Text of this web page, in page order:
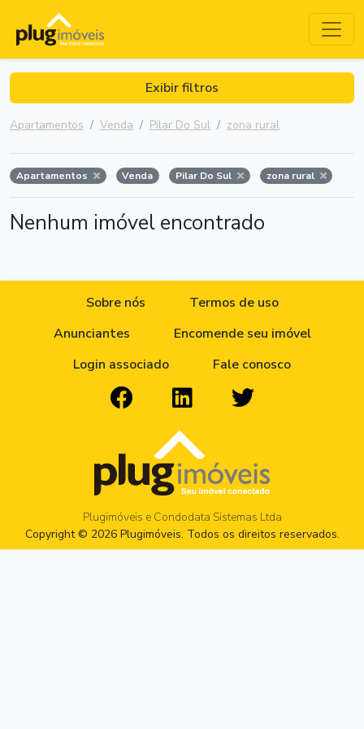
Exibir filtros
Apartamentos Venda Pilar Do Sul zona rural
Apartamentos Venda Pilar Do Sul zona rural
Nenhum imóvel encontrado
Sobre nós
Termos de uso
Anunciantes
Encomende seu imóvel
Login associado
Fale conosco
Plugimóveis e Condodata Sistemas Ltda
Copyright © 2026 Plugimóveis. Todos os direitos reservados.